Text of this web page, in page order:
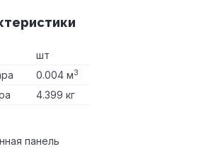
шт
0.004 м3
4.399 кг
панель